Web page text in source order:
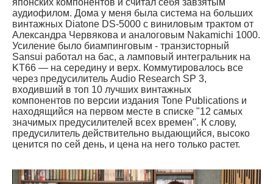
японских компонентов и считал себя завзятым
аудиофилом. Дома у меня была система на больших
винтажных Diatone DS-5000 с виниловым трактом от
Александра Червякова и аналоговым Nakamichi 1000.
Усиление было биампинговым - транзисторный
Sansui работал на бас, а ламповый интегральник на
KT66 — на середину и верх. Коммутировалось все
через предусилитель Audio Research SP 3,
входивший в топ 10 лучших винтажных
компонентов по версии издания Tone Publications и
находящийся на первом месте в списке "12 самых
значимых предусилителей всех времен". К слову,
предусилитель действительно выдающийся, высоко
ценится по сей день, и цена на него только растет.